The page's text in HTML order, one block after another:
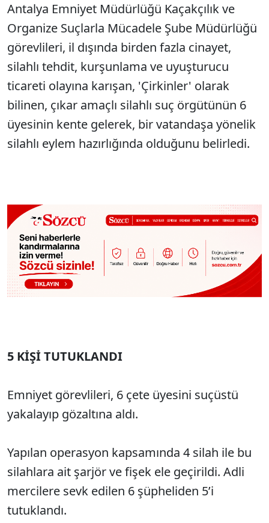
Antalya Emniyet Müdürlüğü Kaçakçılık ve
Organize Suçlarla Mücadele Şube Müdürlüğü
görevlileri, il dışında birden fazla cinayet,
silahlı tehdit, kurşunlama ve uyuşturucu
ticareti olayına karışan, 'Çirkinler' olarak
bilinen, çıkar amaçlı silahlı suç örgütünün 6
üyesinin kente gelerek, bir vatandaşa yönelik
silahlı eylem hazırlığında olduğunu belirledi.
5 KİŞİ TUTUKLANDI
Emniyet görevlileri, 6 çete üyesini suçüstü
yakalayıp gözaltına aldı.
Yapılan operasyon kapsamında 4 silah ile bu
silahlara ait şarjör ve fişek ele geçirildi. Adli
mercilere sevk edilen 6 şüpheliden 5’i
tutuklandı.